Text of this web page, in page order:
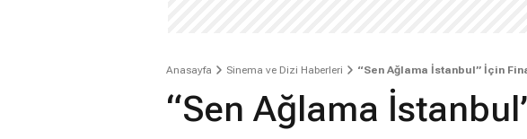
Anasayfa Sinema ve Dizi Haberleri “Sen Ağlama İstanbul” İçin
“Sen Ağlama